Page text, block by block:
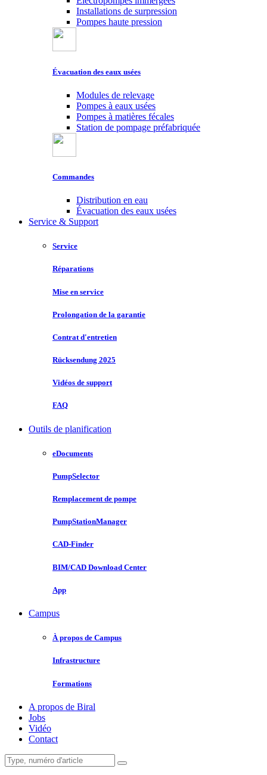
Installations de surpression
Pompes haute pression
Évacuation des eaux usées
Modules de relevage
Pompes à eaux usées
Pompes à matières fécales
Station de pompage préfabriquée
Commandes
Distribution en eau
Évacuation des eaux usées
Service & Support
Service
Réparations
Mise en service
Prolongation de la garantie
Contrat d'entretien
Rücksendung 2025
Vidéos de support
FAQ
Outils de planification
eDocuments
PumpSelector
Remplacement de pompe
PumpStationManager
CAD-Finder
BIM/CAD Download Center
App
Campus
À propos de Campus
Infrastructure
Formations
A propos de Biral
Jobs
Vidéo
Contact